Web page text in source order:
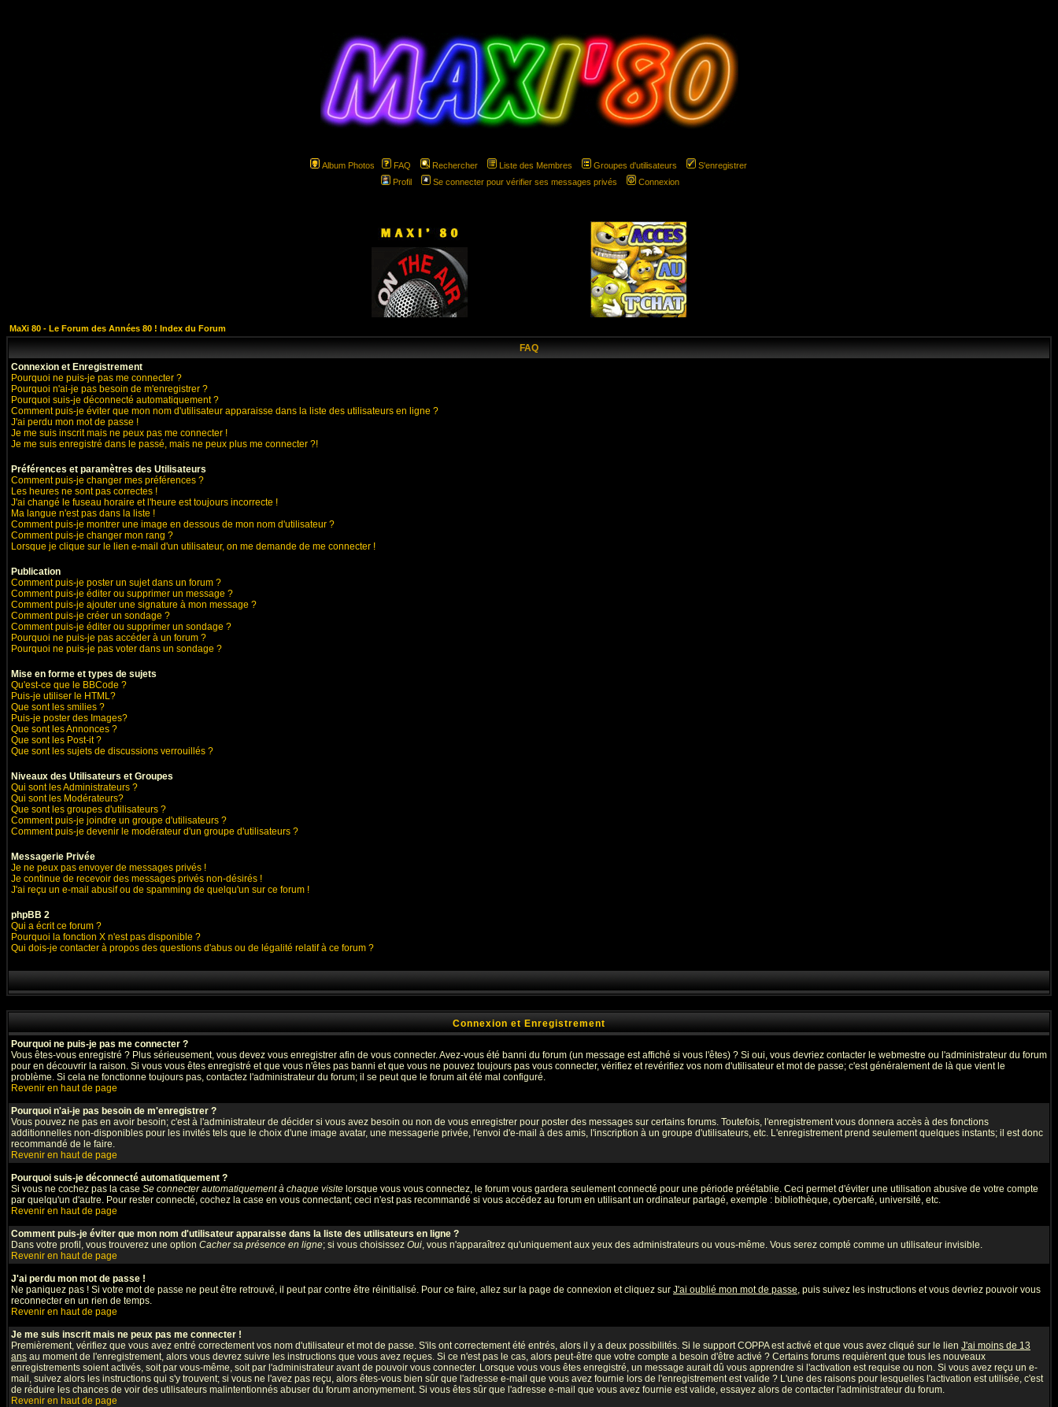
Album Photos FAQ Rechercher Liste des Membres Groupes d'utilisateurs
S'enregistrer
Profil
Se connecter pour vérifier ses messages privés Connexion
MaXi 80 - Le Forum des Années 80 ! Index du Forum
FAQ
Connexion et Enregistrement
Pourquoi ne puis-je pas me connecter ?
Pourquoi n'ai-je pas besoin de m'enregistrer ?
Pourquoi suis-je déconnecté automatiquement ?
Comment puis-je éviter que mon nom d'utilisateur apparaisse dans la liste des utilisateurs en ligne ?
J'ai perdu mon mot de passe !
Je me suis inscrit mais ne peux pas me connecter !
Je me suis enregistré dans le passé, mais ne peux plus me connecter ?!
Préférences et paramètres des Utilisateurs
Comment puis-je changer mes préférences ?
Les heures ne sont pas correctes !
J'ai changé le fuseau horaire et l'heure est toujours incorrecte !
Ma langue n'est pas dans la liste !
Comment puis-je montrer une image en dessous de mon nom d'utilisateur ?
Comment puis-je changer mon rang ?
Lorsque je clique sur le lien e-mail d'un utilisateur, on me demande de me connecter !
Publication
Comment puis-je poster un sujet dans un forum ?
Comment puis-je éditer ou supprimer un message ?
Comment puis-je ajouter une signature à mon message ?
Comment puis-je créer un sondage ?
Comment puis-je éditer ou supprimer un sondage ?
Pourquoi ne puis-je pas accéder à un forum ?
Pourquoi ne puis-je pas voter dans un sondage ?
Mise en forme et types de sujets
Qu'est-ce que le BBCode ?
Puis-je utiliser le HTML?
Que sont les smilies ?
Puis-je poster des Images?
Que sont les Annonces ?
Que sont les Post-it ?
Que sont les sujets de discussions verrouillés ?
Niveaux des Utilisateurs et Groupes
Qui sont les Administrateurs ?
Qui sont les Modérateurs?
Que sont les groupes d'utilisateurs ?
Comment puis-je joindre un groupe d'utilisateurs ?
Comment puis-je devenir le modérateur d'un groupe d'utilisateurs ?
Messagerie Privée
Je ne peux pas envoyer de messages privés !
Je continue de recevoir des messages privés non-désirés !
J'ai reçu un e-mail abusif ou de spamming de quelqu'un sur ce forum !
phpBB 2
Qui a écrit ce forum ?
Pourquoi la fonction X n'est pas disponible ?
Qui dois-je contacter à propos des questions d'abus ou de légalité relatif à ce forum ?
Connexion et Enregistrement
Pourquoi ne puis-je pas me connecter ?
Vous êtes-vous enregistré ? Plus sérieusement, vous devez vous enregistrer afin de vous connecter. Avez-vous été banni du forum (un message est affiché si vous l'êtes) ? Si oui, vous devriez contacter le webmestre ou l'administrateur du forum
pour en découvrir la raison. Si vous vous êtes enregistré et que vous n'êtes pas banni et que vous ne pouvez toujours pas vous connecter, vérifiez et revérifiez vos nom d'utilisateur et mot de passe; c'est généralement de là que vient le
problème. Si cela ne fonctionne toujours pas, contactez l'administrateur du forum; il se peut que le forum ait été mal configuré.
Revenir en haut de page
Pourquoi n'ai-je pas besoin de m'enregistrer ?
Vous pouvez ne pas en avoir besoin; c'est à l'administrateur de décider si vous avez besoin ou non de vous enregistrer pour poster des messages sur certains forums. Toutefois, l'enregistrement vous donnera accès à des fonctions
additionnelles non-disponibles pour les invités tels que le choix d'une image avatar, une messagerie privée, l'envoi d'e-mail à des amis, l'inscription à un groupe d'utilisateurs, etc. L'enregistrement prend seulement quelques instants; il est donc
recommandé de le faire.
Revenir en haut de page
Pourquoi suis-je déconnecté automatiquement ?
Si vous ne cochez pas la case Se connecter automatiquement à chaque visite lorsque vous vous connectez, le forum vous gardera seulement connecté pour une période préétablie. Ceci permet d'éviter une utilisation abusive de votre compte
par quelqu'un d'autre. Pour rester connecté, cochez la case en vous connectant; ceci n'est pas recommandé si vous accédez au forum en utilisant un ordinateur partagé, exemple : bibliothèque, cybercafé, université, etc.
Revenir en haut de page
Comment puis-je éviter que mon nom d'utilisateur apparaisse dans la liste des utilisateurs en ligne ?
Dans votre profil, vous trouverez une option Cacher sa présence en ligne; si vous choisissez Oui, vous n'apparaîtrez qu'uniquement aux yeux des administrateurs ou vous-même. Vous serez compté comme un utilisateur invisible.
Revenir en haut de page
J'ai perdu mon mot de passe !
Ne paniquez pas ! Si votre mot de passe ne peut être retrouvé, il peut par contre être réinitialisé. Pour ce faire, allez sur la page de connexion et cliquez sur J'ai oublié mon mot de passe, puis suivez les instructions et vous devriez pouvoir vous
reconnecter en un rien de temps.
Revenir en haut de page
Je me suis inscrit mais ne peux pas me connecter !
Premièrement, vérifiez que vous avez entré correctement vos nom d'utilisateur et mot de passe. S'ils ont correctement été entrés, alors il y a deux possibilités. Si le support COPPA est activé et que vous avez cliqué sur le lien J'ai moins de 13
ans au moment de l'enregistrement, alors vous devrez suivre les instructions que vous avez reçues. Si ce n'est pas le cas, alors peut-être que votre compte a besoin d'être activé ? Certains forums requièrent que tous les nouveaux
enregistrements soient activés, soit par vous-même, soit par l'administrateur avant de pouvoir vous connecter. Lorsque vous vous êtes enregistré, un message aurait dû vous apprendre si l'activation est requise ou non. Si vous avez reçu un e-
mail, suivez alors les instructions qui s'y trouvent; si vous ne l'avez pas reçu, alors êtes-vous bien sûr que l'adresse e-mail que vous avez fournie lors de l'enregistrement est valide ? L'une des raisons pour lesquelles l'activation est utilisée, c'est
de réduire les chances de voir des utilisateurs malintentionnés abuser du forum anonymement. Si vous êtes sûr que l'adresse e-mail que vous avez fournie est valide, essayez alors de contacter l'administrateur du forum.
Revenir en haut de page